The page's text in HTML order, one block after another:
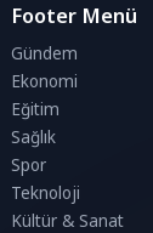
Footer Menü
Gündem
Ekonomi
Eğitim
Sağlık
Spor
Teknoloji
Kültür & Sanat